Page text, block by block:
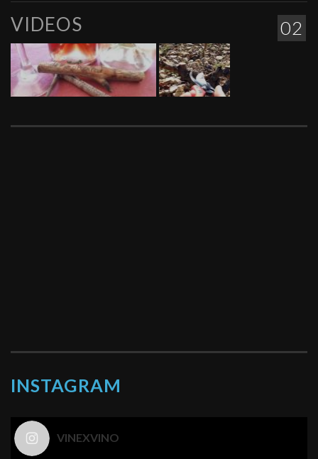
02
VIDEOS
INSTAGRAM
VINEXVINO